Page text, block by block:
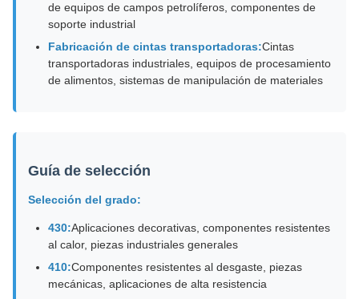
de equipos de campos petrolíferos, componentes de
soporte industrial
Fabricación de cintas transportadoras:Cintas
transportadoras industriales, equipos de procesamiento
de alimentos, sistemas de manipulación de materiales
Guía de selección
Selección del grado:
430:Aplicaciones decorativas, componentes resistentes
al calor, piezas industriales generales
410:Componentes resistentes al desgaste, piezas
mecánicas, aplicaciones de alta resistencia